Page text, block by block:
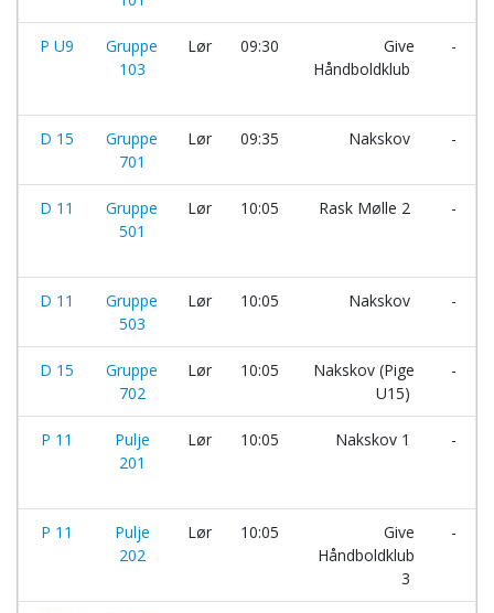
P U9
Gruppe
103
Lør 09:30
Give
Håndboldklub
-
D 15
Gruppe
701
Lør 09:35 Nakskov -
D 11
Gruppe
501
Lør 10:05 Rask Mølle 2 -
D 11
Gruppe
503
Lør 10:05 Nakskov -
D 15
Gruppe
702
Lør 10:05
Nakskov (Pige
U15)
-
P 11
Pulje
201
Lør 10:05 Nakskov 1 -
P 11
Pulje
202
Lør 10:05
Give
Håndboldklub
3
-